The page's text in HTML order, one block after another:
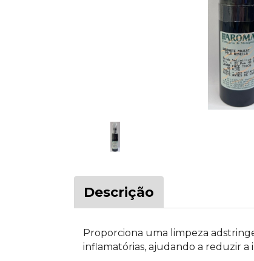
Descrição
Proporciona uma limpeza
inflamatórias, ajudando a reduzir